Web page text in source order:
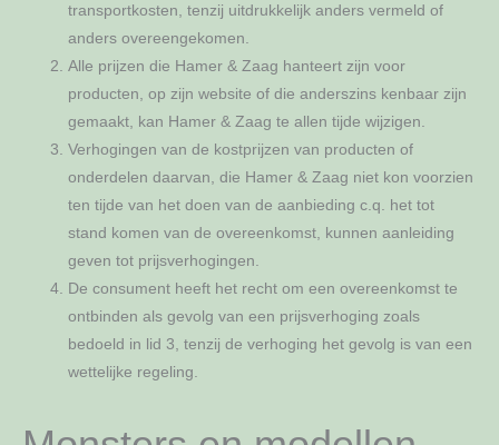
transportkosten, tenzij uitdrukkelijk anders vermeld of
anders overeengekomen.
Alle prijzen die Hamer & Zaag hanteert zijn voor
producten, op zijn website of die anderszins kenbaar zijn
gemaakt, kan Hamer & Zaag te allen tijde wijzigen.
Verhogingen van de kostprijzen van producten of
onderdelen daarvan, die Hamer & Zaag niet kon voorzien
ten tijde van het doen van de aanbieding c.q. het tot
stand komen van de overeenkomst, kunnen aanleiding
geven tot prijsverhogingen.
De consument heeft het recht om een overeenkomst te
ontbinden als gevolg van een prijsverhoging zoals
bedoeld in lid 3, tenzij de verhoging het gevolg is van een
wettelijke regeling.